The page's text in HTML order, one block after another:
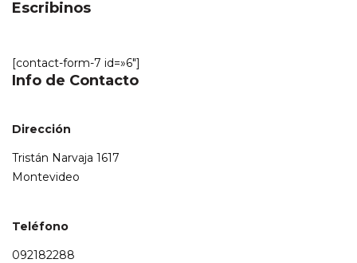
Escribinos
[contact-form-7 id=»6″]
Info de Contacto
Dirección
Tristán Narvaja 1617
Montevideo
Teléfono
092182288